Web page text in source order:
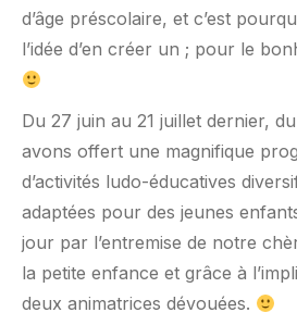
d’âge préscolaire, et c’est
l’idée d’en créer un ; pour le
Du 27 juin au 21 juillet dernier,
avons offert une magnifique
d’activités ludo-éducatives
adaptées pour des jeunes
jour par l’entremise de notre
la petite enfance et grâce à
deux animatrices dévouées.